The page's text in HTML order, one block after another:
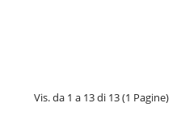
Vis. da 1 a 13 di 13 (1 Pagine)